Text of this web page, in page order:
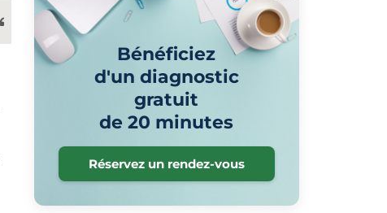
Bénéficiez
d'un diagnostic
gratuit
de 20 minutes
Réservez un rendez-vous